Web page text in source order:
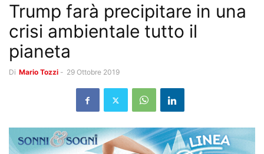
Trump farà precipitare in una
crisi ambientale tutto il
pianeta
Di Mario Tozzi - 29 Ottobre 2019